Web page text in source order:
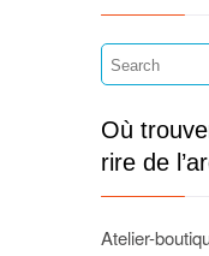
Où
rire de
Atelier-